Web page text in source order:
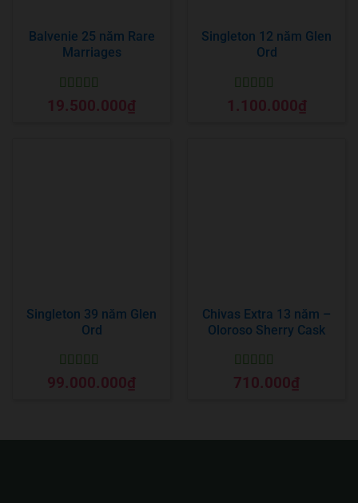
Balvenie 25 năm Rare
Marriages
Được xếp
hạng 5 5 sao
19.500.000₫
Singleton 12 năm Glen
Ord
Được xếp
hạng55 sao
1.100.000₫
Singleton 39 năm Glen
Ord
Được xếp
hạng 5 5 sao
99.000.000₫
Chivas Extra 13 năm –
Oloroso Sherry Cask
Được xếp
hạng55 sao
710.000₫